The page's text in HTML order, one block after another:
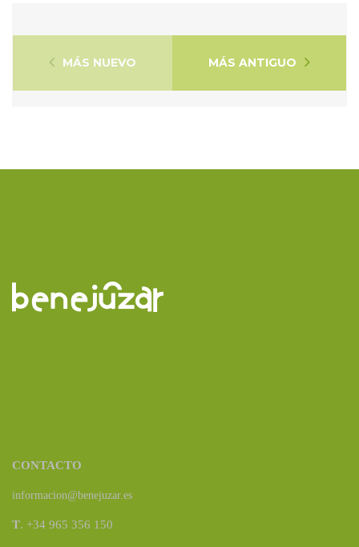
MÁS NUEVO MÁS ANTIGUO
CONTACTO
informacion@benejuzar.es
T. +34 965 356 150